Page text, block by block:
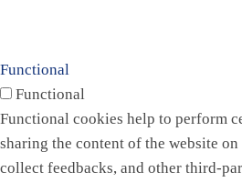
Functional
Functional
Functional cookies help to perform
sharing the content of the website
collect feedbacks, and other third-